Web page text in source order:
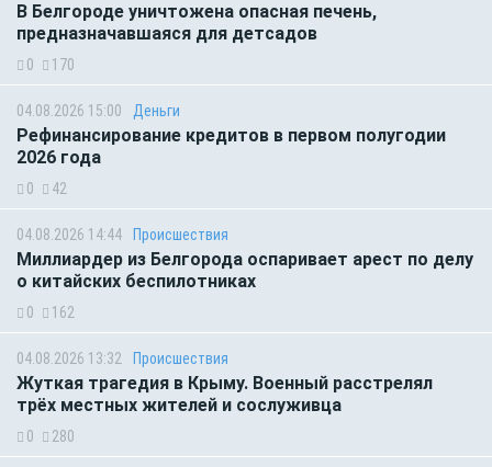
В Белгороде уничтожена опасная печень,
предназначавшаяся для детсадов
0 170
04.08.2026 15:00 Деньги
Рефинансирование кредитов в первом полугодии
2026 года
0 42
04.08.2026 14:44 Происшествия
Миллиардер из Белгорода оспаривает арест по делу
о китайских беспилотниках
0 162
04.08.2026 13:32 Происшествия
Жуткая трагедия в Крыму. Военный расстрелял
трёх местных жителей и сослуживца
0 280